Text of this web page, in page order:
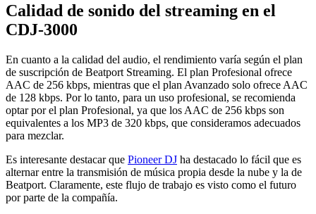
Calidad de sonido del streaming en el
CDJ-3000
En cuanto a la calidad del audio, el rendimiento varía según el plan
de suscripción de Beatport Streaming. El plan Profesional ofrece
AAC de 256 kbps, mientras que el plan Avanzado solo ofrece AAC
de 128 kbps. Por lo tanto, para un uso profesional, se recomienda
optar por el plan Profesional, ya que los AAC de 256 kbps son
equivalentes a los MP3 de 320 kbps, que consideramos adecuados
para mezclar.
Es interesante destacar que Pioneer DJ ha destacado lo fácil que es
alternar entre la transmisión de música propia desde la nube y la de
Beatport. Claramente, este flujo de trabajo es visto como el futuro
por parte de la compañía.